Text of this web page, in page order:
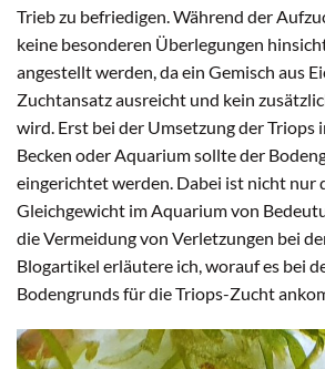
Trieb zu befriedigen. Während der
keine besonderen Überlegungen
angestellt werden, da ein Gemisch aus
Zuchtansatz ausreicht und kein
wird. Erst bei der Umsetzung der Triops
Becken oder Aquarium sollte der
eingerichtet werden. Dabei ist nicht nur
Gleichgewicht im Aquarium von
die Vermeidung von Verletzungen bei
Blogartikel erläutere ich, worauf es bei
Bodengrunds für die Triops-Zucht